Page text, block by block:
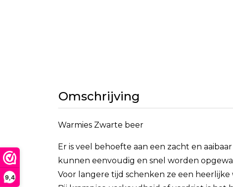
9,4
Omschrijving
Warmies Zwarte beer
Er is veel behoefte aan een zacht en
kunnen eenvoudig en snel worden
Voor langere tijd schenken ze een